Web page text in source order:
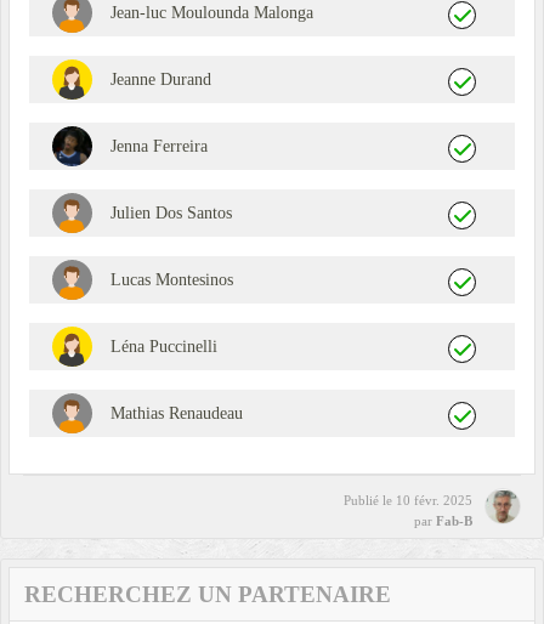
Jean-luc Moulounda Malonga
Jeanne Durand
Jenna Ferreira
Julien Dos Santos
Lucas Montesinos
Léna Puccinelli
Mathias Renaudeau
Publié le 10 févr. 2025
par Fab-B
RECHERCHEZ UN PARTENAIRE